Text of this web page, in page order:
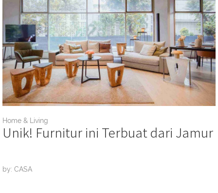
Home & Living
Unik! Furnitur ini Terbuat dari Jamur
by: CASA